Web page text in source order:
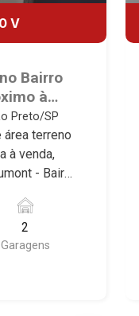
V
Bairro
à
-
Preto/SP
área terreno
à venda,
- Bairro
deste
2
Garagens